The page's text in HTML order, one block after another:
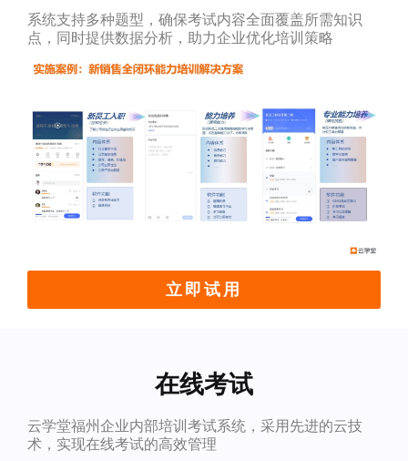
系统支持多种题型，确保考试内容全面覆盖所需知识
点，同时提供数据分析，助力企业优化培训策略
立即试用
在线考试
云学堂福州企业内部培训考试系统，采用先进的云技
术，实现在线考试的高效管理